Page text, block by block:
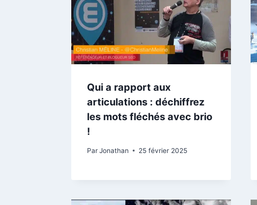
Qui a rapport aux
articulations : déchiffrez
les mots fléchés avec brio
!
ParJonathan 25 février 2025